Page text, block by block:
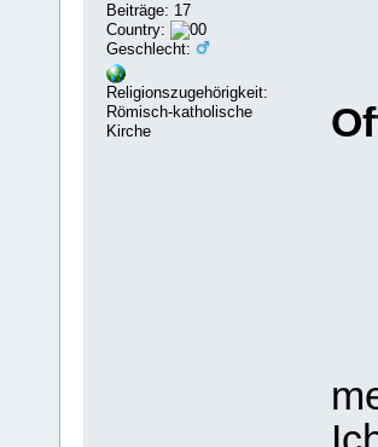
Beiträge: 17
Country:
Geschlecht:
Religionszugehörigkeit:
Römisch-katholische
Kirche